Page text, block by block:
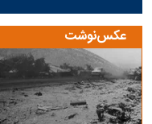
عکس‌نوشت